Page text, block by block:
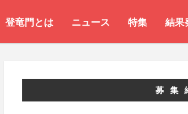
登竜門とは ニュース 特集 結果
募集